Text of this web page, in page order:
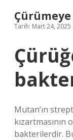
Tarih: Mart 24, 2025
Mutan’ın
bakterilerdir.